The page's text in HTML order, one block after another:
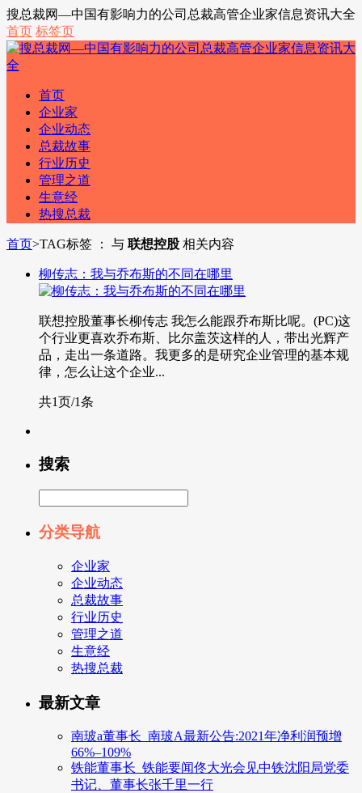
搜总裁网—中国有影响力的公司总裁高管企业家信息资讯大全
首页 标签页
首页
企业家
企业动态
总裁故事
行业历史
管理之道
生意经
热搜总裁
首页>TAG标签 ： 与 联想控股 相关内容
柳传志：我与乔布斯的不同在哪里
联想控股董事长柳传志 我怎么能跟乔布斯比呢。(PC)这
个行业更喜欢乔布斯、比尔盖茨这样的人，带出光辉产
品，走出一条道路。我更多的是研究企业管理的基本规
律，怎么让这个企业...
共1页/1条
搜索
分类导航
企业家
企业动态
总裁故事
行业历史
管理之道
生意经
热搜总裁
最新文章
南玻a董事长_南玻A最新公告:2021年净利润预增
66%–109%
铁能董事长_铁能要闻佟大光会见中铁沈阳局党委
书记、董事长张千里一行